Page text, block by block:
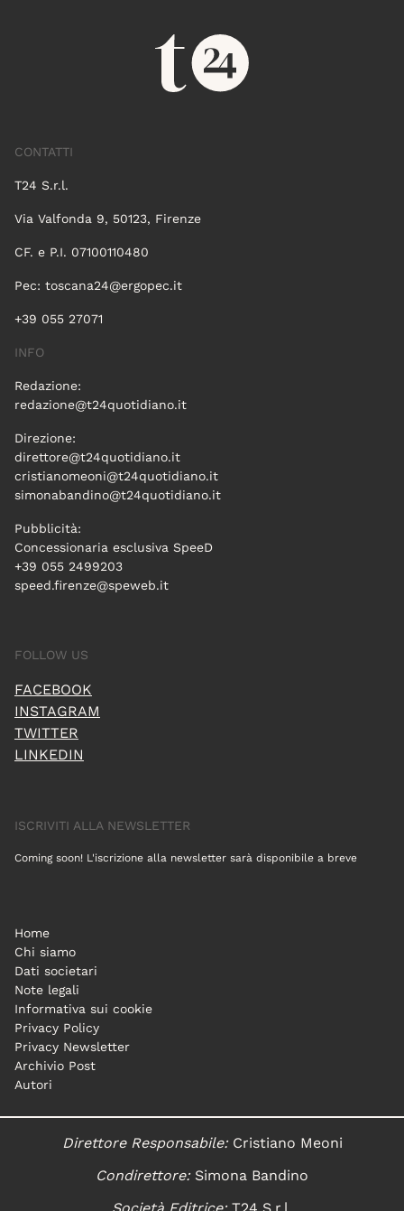
CONTATTI
T24 S.r.l.
Via Valfonda 9, 50123, Firenze
CF. e P.I. 07100110480
Pec: toscana24@ergopec.it
+39 055 27071
INFO
Redazione:
redazione@t24quotidiano.it
Direzione:
direttore@t24quotidiano.it
cristianomeoni@t24quotidiano.it
simonabandino@t24quotidiano.it
Pubblicità:
Concessionaria esclusiva SpeeD
+39 055 2499203
speed.firenze@speweb.it
FOLLOW US
FACEBOOK
INSTAGRAM
TWITTER
LINKEDIN
ISCRIVITI ALLA NEWSLETTER
Coming soon! L'iscrizione alla newsletter sarà disponibile a breve
Home
Chi siamo
Dati societari
Note legali
Informativa sui cookie
Privacy Policy
Privacy Newsletter
Archivio Post
Autori
Direttore Responsabile:Cristiano Meoni
Condirettore:Simona Bandino